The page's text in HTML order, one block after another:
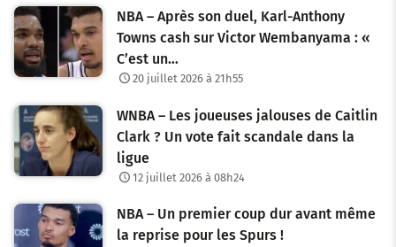
NBA – Après son duel, Karl-Anthony
Towns cash sur Victor Wembanyama : «
C’est un…
20 juillet 2026 à 21h55
WNBA – Les joueuses jalouses de Caitlin
Clark ? Un vote fait scandale dans la
ligue
12 juillet 2026 à 08h24
NBA – Un premier coup dur avant même
la reprise pour les Spurs !